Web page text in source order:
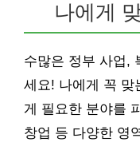
나에게
수많은 정부 사업,
세요! 나에게 꼭 맞
게 필요한 분야를
창업 등 다양한 영